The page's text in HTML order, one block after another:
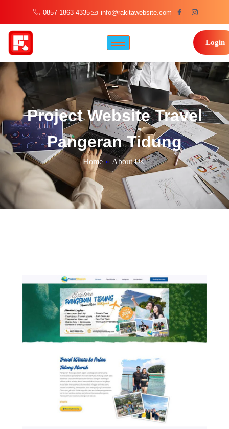
0857-1863-4335 info@rakitawebsite.com
Login
Project Website Travel
Pangeran Tidung
Home » About Us